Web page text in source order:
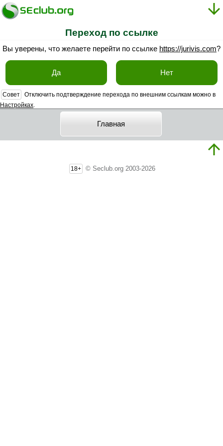
Переход по ссылке
Вы уверены, что желаете перейти по ссылке https://jurivis.com?
Да Нет
Совет
Отключить подтверждение перехода по внешним ссылкам можно в
Настройках.
Главная
18+ © Seclub.org 2003-2026